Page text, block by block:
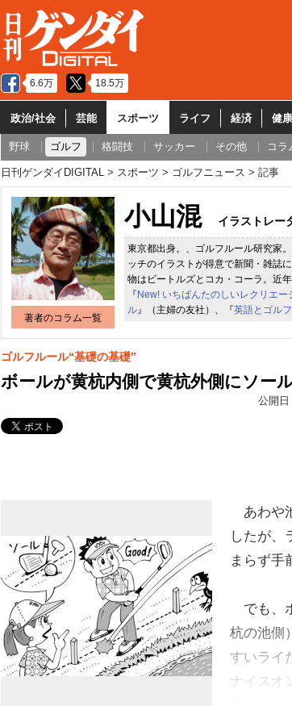
6.6万 18.5万
政治/社会 芸能 スポーツ ライフ 経済 健康
野球 ゴルフ 格闘技 サッカー その他 コラ
日刊ゲンダイDIGITAL スポーツ ゴルフニュース 記事
著者のコラム一覧
小山混 イラストレー
東京都出身。、ゴルフルール研究家
ッチのイラストが得意で新聞・雑誌
物はビートルズとコカ・コーラ。近
『 New! いちばんたのしいレクリエー
ル』（主婦の友社）、『英語とゴル
ゴルフルール“基礎の基礎”
ボールが黄杭内側で黄杭外側にソー
公開日
あわや
したが、
まらず手
でも、
杭の池側
すいライ
ナイスオ